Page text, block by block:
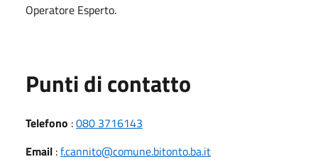
Operatore Esperto.
Punti di contatto
Telefono :080 3716143
Email :f.cannito@comune.bitonto.ba.it